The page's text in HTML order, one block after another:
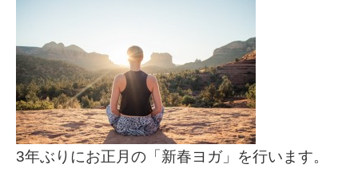
3年ぶりにお正月の「新春ヨガ」を行います。